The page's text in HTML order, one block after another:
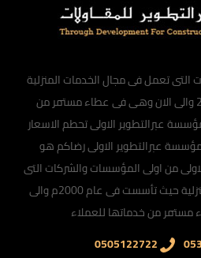
تعمل فى مجال الخدمات المنزلية
حيث تأسست فى عام 2000 والى الان وهى فى عطاء مستمر من
عبرالتطوير الاولى تحطم الاسعار
عبرالتطوير الاولى رضاكم هو
من اولى المؤسسات والشركات التى
تعمل فى مجال الخدمات المنزلية حيث تأسست فى عام 2000م والى
من خدماتها للعملاء
0505122722